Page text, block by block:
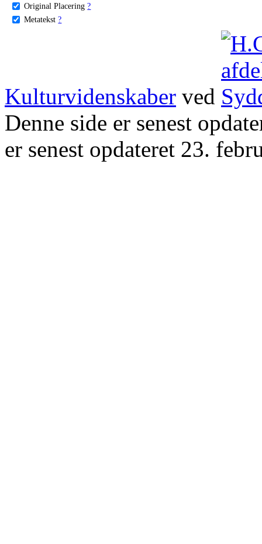
Original Placering ?
Metatekst ?
Kulturvidenskaber ved
Denne side er senest
er senest opdateret 23.